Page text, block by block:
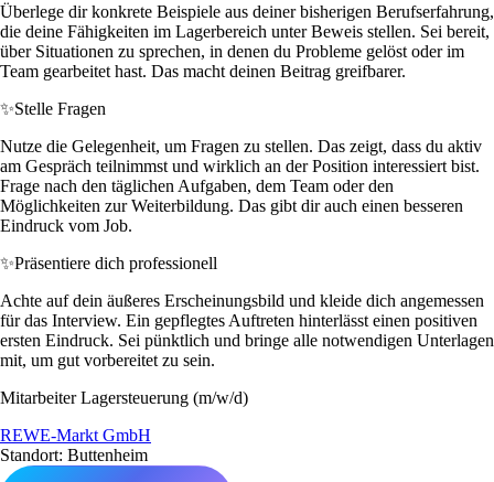
Überlege dir konkrete Beispiele aus deiner bisherigen Berufserfahrung,
die deine Fähigkeiten im Lagerbereich unter Beweis stellen. Sei bereit,
über Situationen zu sprechen, in denen du Probleme gelöst oder im
Team gearbeitet hast. Das macht deinen Beitrag greifbarer.
✨Stelle Fragen
Nutze die Gelegenheit, um Fragen zu stellen. Das zeigt, dass du aktiv
am Gespräch teilnimmst und wirklich an der Position interessiert bist.
Frage nach den täglichen Aufgaben, dem Team oder den
Möglichkeiten zur Weiterbildung. Das gibt dir auch einen besseren
Eindruck vom Job.
✨Präsentiere dich professionell
Achte auf dein äußeres Erscheinungsbild und kleide dich angemessen
für das Interview. Ein gepflegtes Auftreten hinterlässt einen positiven
ersten Eindruck. Sei pünktlich und bringe alle notwendigen Unterlagen
mit, um gut vorbereitet zu sein.
Mitarbeiter Lagersteuerung (m/w/d)
REWE-Markt GmbH
Standort: Buttenheim